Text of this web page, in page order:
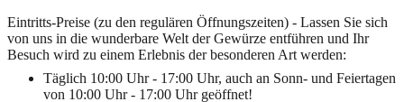
Eintritts-Preise (zu den regulären Öffnungszeiten) - Lassen Sie sich
von uns in die wunderbare Welt der Gewürze entführen und Ihr
Besuch wird zu einem Erlebnis der besonderen Art werden:
Täglich 10:00 Uhr - 17:00 Uhr, auch an Sonn- und Feiertagen
von 10:00 Uhr - 17:00 Uhr geöffnet!